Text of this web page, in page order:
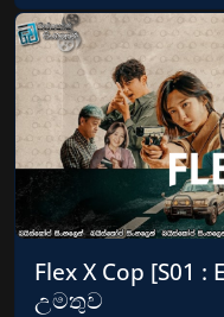
Flex X Cop [S01
උමතුව